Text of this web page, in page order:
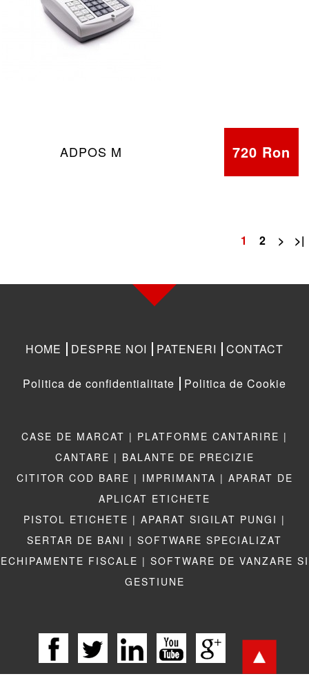
ADPOS M 720 Ron
1 2 > >|
HOME DESPRE NOI PATENERI CONTACT
Politica de confidentialitate Politica de Cookie
CASE DE MARCAT | PLATFORME CANTARIRE |
CANTARE | BALANTE DE PRECIZIE
CITITOR COD BARE | IMPRIMANTA | APARAT DE
APLICAT ETICHETE
PISTOL ETICHETE | APARAT SIGILAT PUNGI |
SERTAR DE BANI | SOFTWARE SPECIALIZAT
ECHIPAMENTE FISCALE | SOFTWARE DE VANZARE SI
GESTIUNE